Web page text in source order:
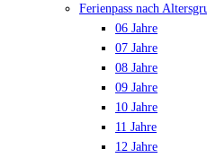
Ferienpass nach
06 Jahre
07 Jahre
08 Jahre
09 Jahre
10 Jahre
11 Jahre
12 Jahre